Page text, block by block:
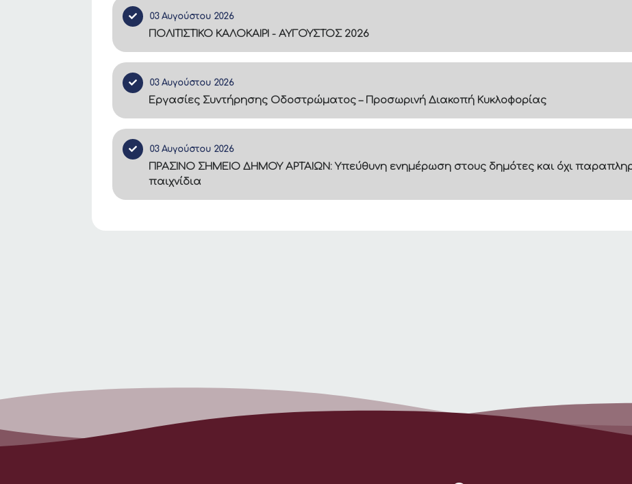
03 Αυγούστου 2026
ΠΟΛΙΤΙΣΤΙΚΟ ΚΑΛΟΚΑΙΡΙ - ΑΥΓΟΥΣΤΟΣ 2026
03 Αυγούστου 2026
Εργασίες Συντήρησης Οδοστρώματος – Προσωρινή Διακοπή Κυκλοφορίας
03 Αυγούστου 2026
ΠΡΑΣΙΝΟ ΣΗΜΕΙΟ ΔΗΜΟΥ ΑΡΤΑΙΩΝ: Υπεύθυνη ενημέρωση στους δημότες και όχι
παιχνίδια